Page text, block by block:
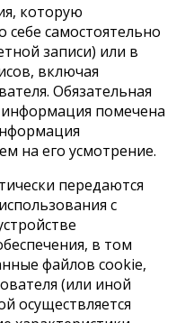
которую
себе самостоятельно
записи) или в
включая
Обязательная
помечена
на его усмотрение.
передаются
с
в том
файлов cookie,
(или иной
осуществляется